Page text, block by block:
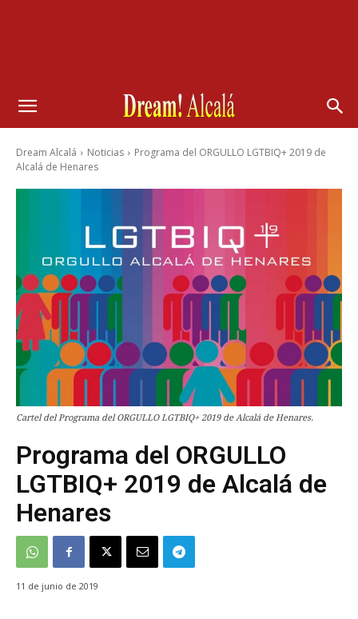
Dream Alcalá Noticias
Programa del ORGULLO LGTBIQ+ 2019 de
Alcalá de Henares
Cartel del Programa del ORGULLO LGTBIQ+ 2019 de Alcalá de Henares.
Programa del ORGULLO
LGTBIQ+ 2019 de Alcalá de
Henares
11 de junio de 2019